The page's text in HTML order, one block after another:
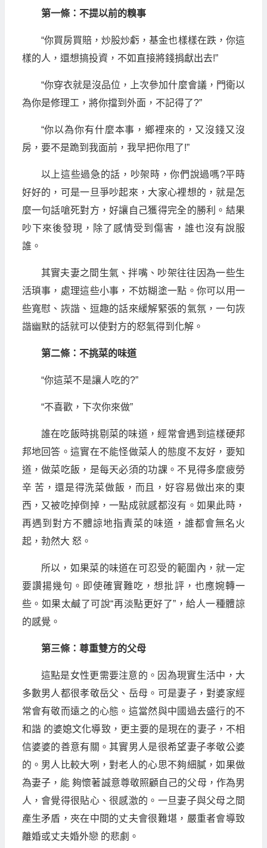
第一條：不提以前的糗事
“你買房買賠，炒股炒虧，基金也樣樣在跌，你這
樣的人，還想搞投資，不如直接將錢捐獻出去!”
“你穿衣就是沒品位，上次參加什麼會議，門衛以
為你是修理工，將你擋到外面，不記得了?”
“你以為你有什麼本事，鄉裡來的，又沒錢又沒
房，要不是跪到我面前，我早把你甩了!”
以上這些過急的話，吵架時，你們說過嗎?平時
好好的，可是一旦爭吵起來，大家心裡想的，就是怎
麼一句話嗆死對方，好讓自己獲得完全的勝利。結果
吵下來後發現，除了感情受到傷害，誰也沒有說服
誰。
其實夫妻之間生氣、拌嘴、吵架往往因為一些生
活瑣事，處理這些小事，不妨糊塗一點。你可以用一
些寬慰、詼諧、逗趣的話來緩解緊張的氣氛，一句詼
諧幽默的話就可以使對方的怒氣得到化解。
第二條：不挑菜的味道
“你這菜不是讓人吃的?”
“不喜歡，下次你來做”
誰在吃飯時挑剔菜的味道，經常會遇到這樣硬邦
邦地回答。這實在不能怪做菜人的態度不友好，要知
道，做菜吃飯，是每天必須的功課。不見得多麼疲勞
辛 苦，還是得洗菜做飯，而且，好容易做出來的東
西，又被吃掉倒掉，一點成就感都沒有。如果此時，
再遇到對方不體諒地指責菜的味道，誰都會無名火
起，勃然大 怒。
所以，如果菜的味道在可忍受的範圍內，就一定
要讚揚幾句。即使確實難吃，想批評，也應婉轉一
些。如果太鹹了可說“再淡點更好了”，給人一種體諒
的感覺。
第三條：尊重雙方的父母
這點是女性更需要注意的。因為現實生活中，大
多數男人都很孝敬岳父、岳母。可是妻子，對婆家經
常會有敬而遠之的心態。這當然與中國過去盛行的不
和諧 的婆媳文化導致，更主要的是現在的妻子，不相
信婆婆的善意有關。其實男人是很希望妻子孝敬公婆
的。男人比較大咧，對老人的心思不夠細膩，如果做
為妻子，能 夠懷著誠意尊敬照顧自己的父母，作為男
人，會覺得很貼心、很感激的。一旦妻子與父母之間
產生矛盾，夾在中間的丈夫會很難堪，嚴重者會導致
離婚或丈夫婚外戀 的悲劇。